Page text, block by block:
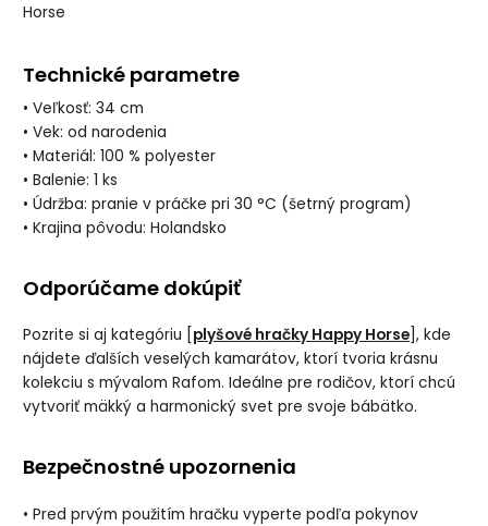
Horse
Technické parametre
• Veľkosť: 34 cm
• Vek: od narodenia
• Materiál: 100 % polyester
• Balenie: 1 ks
• Údržba: pranie v práčke pri 30 °C (šetrný program)
• Krajina pôvodu: Holandsko
Odporúčame dokúpiť
Pozrite si aj kategóriu [ plyšové hračky Happy Horse ], kde
nájdete ďalších veselých kamarátov, ktorí tvoria krásnu
kolekciu s mývalom Rafom. Ideálne pre rodičov, ktorí chcú
vytvoriť mäkký a harmonický svet pre svoje bábätko.
Bezpečnostné upozornenia
• Pred prvým použitím hračku vyperte podľa pokynov